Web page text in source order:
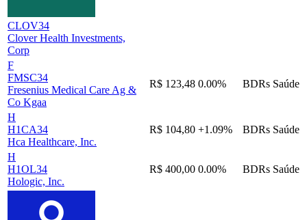
CLOV34
Clover Health Investments,
Corp
F
FMSC34
Fresenius Medical Care Ag &
Co Kgaa
R$ 123,48 0.00% BDRs Saúde
H
H1CA34
Hca Healthcare, Inc.
R$ 104,80 +1.09% BDRs Saúde
H
H1OL34
Hologic, Inc.
R$ 400,00 0.00% BDRs Saúde